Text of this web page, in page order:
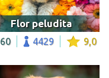
Flor peludita
60 4429 9,0